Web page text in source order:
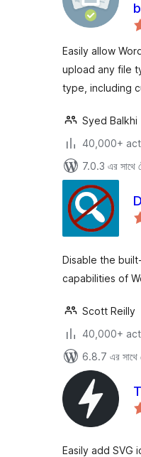
Easily allow
upload any file
type, including
Syed Balkhi
40,000+
7.0.3 এর সাথে
Disable the
capabilities of
Scott Reilly
40,000+
6.8.7 এর সাথে
Easily add SVG